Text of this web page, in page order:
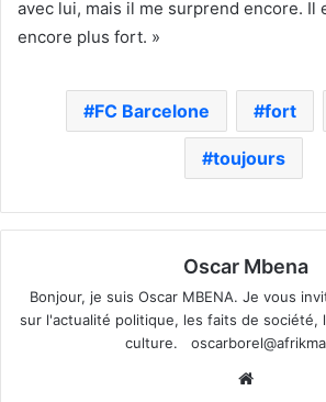
avec lui, mais il me surprend encore. Il
encore plus fort. »
FC Barcelone fort
toujours
Oscar Mbena
Bonjour, je suis Oscar MBENA. Je vous
sur l'actualité politique, les faits de société,
culture.